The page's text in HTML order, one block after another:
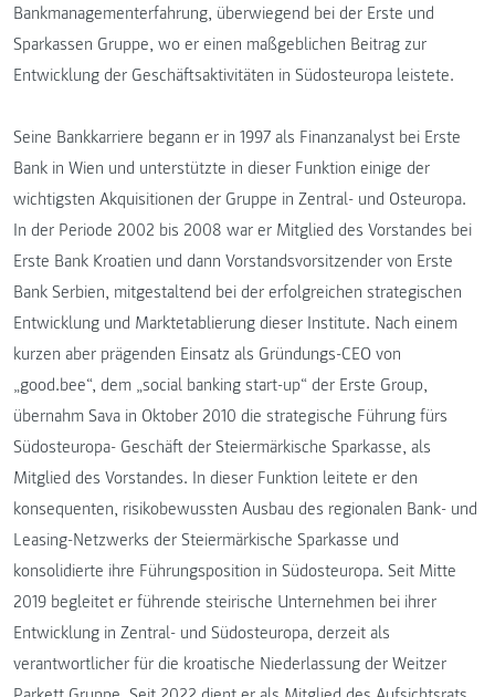
Bankmanagementerfahrung, überwiegend bei der Erste und
Sparkassen Gruppe, wo er einen maßgeblichen Beitrag zur
Entwicklung der Geschäftsaktivitäten in Südosteuropa leistete.
Seine Bankkarriere begann er in 1997 als Finanzanalyst bei Erste
Bank in Wien und unterstützte in dieser Funktion einige der
wichtigsten Akquisitionen der Gruppe in Zentral- und Osteuropa.
In der Periode 2002 bis 2008 war er Mitglied des Vorstandes bei
Erste Bank Kroatien und dann Vorstandsvorsitzender von Erste
Bank Serbien, mitgestaltend bei der erfolgreichen strategischen
Entwicklung und Marktetablierung dieser Institute. Nach einem
kurzen aber prägenden Einsatz als Gründungs-CEO von
„good.bee“, dem „social banking start-up“ der Erste Group,
übernahm Sava in Oktober 2010 die strategische Führung fürs
Südosteuropa- Geschäft der Steiermärkische Sparkasse, als
Mitglied des Vorstandes. In dieser Funktion leitete er den
konsequenten, risikobewussten Ausbau des regionalen Bank- und
Leasing-Netzwerks der Steiermärkische Sparkasse und
konsolidierte ihre Führungsposition in Südosteuropa. Seit Mitte
2019 begleitet er führende steirische Unternehmen bei ihrer
Entwicklung in Zentral- und Südosteuropa, derzeit als
verantwortlicher für die kroatische Niederlassung der Weitzer